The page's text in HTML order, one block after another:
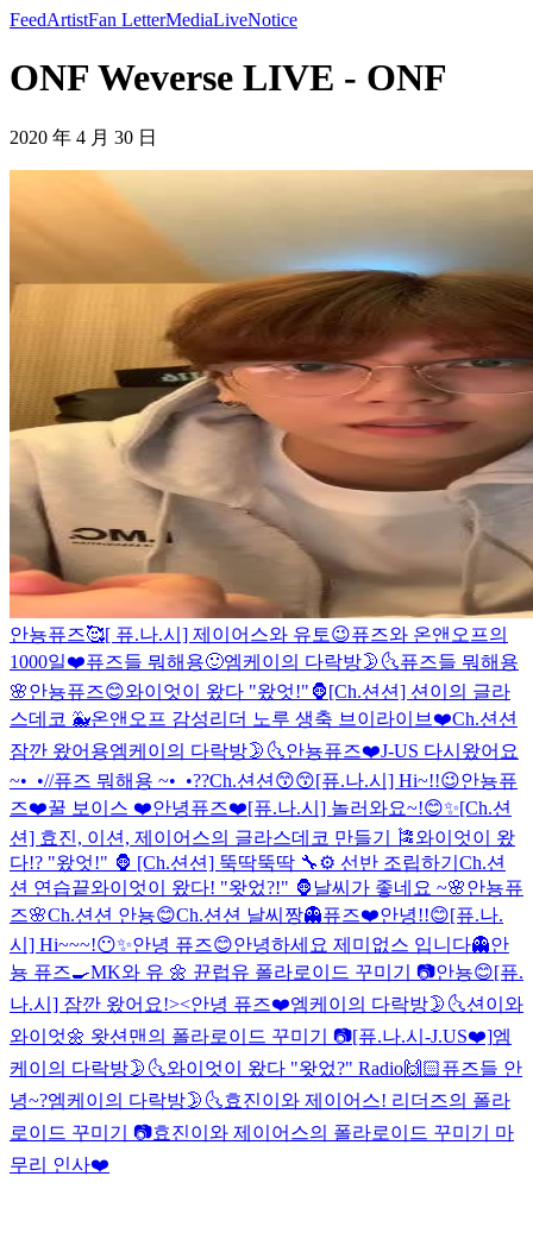
FeedArtistFan LetterMediaLiveNotice
ONF Weverse LIVE - ONF
2020 年 4 月 30 日
안뇽퓨즈🥰[ 퓨.나.시] 제이어스와 유토😉퓨즈와 온앤오프의
1000일❤️퓨즈들 뭐해용🙂엠케이의 다락방🌛🌜퓨즈들 뭐해용
🌸안뇽퓨즈😊와이엇이 왔다 "왔엇!"🦍[Ch.션션] 션이의 글라
스데코 🐳온앤오프 감성리더 노루 생축 브이라이브❤️Ch.션션
잠깐 왔어용엠케이의 다락방🌛🌜안뇽퓨즈❤️J-US 다시왔어요
~•_•//퓨즈 뭐해용 ~•_•??Ch.션션😙😙[퓨.나.시] Hi~!!😉안뇽퓨
즈❤️꿀 보이스 ❤️안녕퓨즈❤️[퓨.나.시] 놀러와요~!😊✨[Ch.션
션] 효진, 이션, 제이어스의 글라스데코 만들기 🎏와이엇이 왔
다!? "왔엇!" 🦍 [Ch.션션] 뚝딱뚝딱 🔧⚙ 선반 조립하기 Ch.션
션 연습끝와이엇이 왔다! "왓었?!" 🦍날씨가 좋네요 ~🌸안뇽퓨
즈🌸Ch.션션 안뇽😊Ch.션션 날씨짱👻퓨즈❤️안녕!!😊[퓨.나.
시] Hi~~~!😶✨안녕 퓨즈😊안녕하세요 제미없스 입니다👻안
뇽 퓨즈🍳MK와 유 🌼 뀬럽유 폴라로이드 꾸미기 📷안뇽😊[퓨.
나.시] 잠깐 왔어요!><안녕 퓨즈❤️엠케이의 다락방🌛🌜션이와
와이엇🌼 왓션맨의 폴라로이드 꾸미기 📷[퓨.나.시-J.US❤️]엠
케이의 다락방🌛🌜와이엇이 왔다 "왓었?" Radio🙌🏻퓨즈들 안
녕~?엠케이의 다락방🌛🌜효진이와 제이어스! 리더즈의 폴라
로이드 꾸미기 📷효진이와 제이어스의 폴라로이드 꾸미기 마
무리 인사❤️